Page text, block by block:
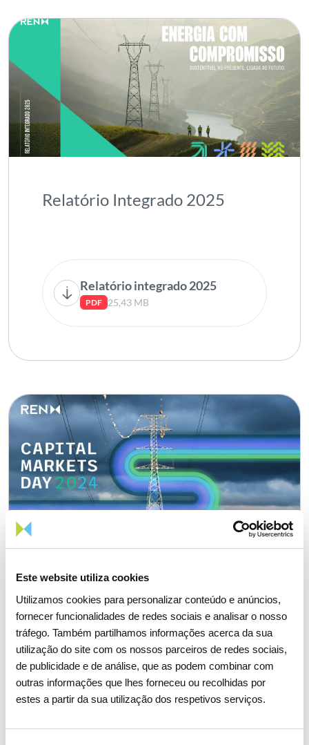
Este website utiliza cookies
Utilizamos cookies para personalizar conteúdo e anúncios,
fornecer funcionalidades de redes sociais e analisar o nosso
tráfego. Também partilhamos informações acerca da sua
utilização do site com os nossos parceiros de redes sociais,
de publicidade e de análise, que as podem combinar com
outras informações que lhes forneceu ou recolhidas por
estes a partir da sua utilização dos respetivos serviços.
Relatório Integrado 2025
Relatório integrado 2025
PDF 25,43 MB
Apresentação estratégica
2024-2027 (versão inglesa)
Atualização estratégica 2024-2027 (versão inglesa)
PDF 5,57 MB